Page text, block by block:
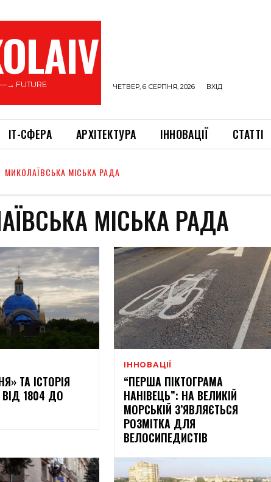
FUTURE ЧЕТВЕР, 6 СЕРПНЯ, 2026 ВХІД
ІТ-СФЕРА АРХІТЕКТУРА ІННОВАЦІЇ СТАТТІ
МИКОЛАЇВСЬКА МІСЬКА РАДА
МІСЬКА РАДА
ТА ІСТОРІЯ
1804 ДО
ІННОВАЦІЇ
“ПЕРША ПІКТОГРАМА
НАНІВЕЦЬ”: НА ВЕЛИКІЙ
МОРСЬКІЙ З’ЯВЛЯЄТЬСЯ
РОЗМІТКА ДЛЯ
ВЕЛОСИПЕДИСТІВ